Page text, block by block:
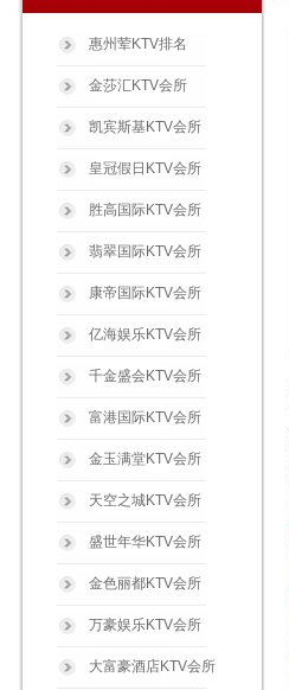
惠州荤KTV排名
金莎汇KTV会所
凯宾斯基KTV会所
皇冠假日KTV会所
胜高国际KTV会所
翡翠国际KTV会所
康帝国际KTV会所
亿海娱乐KTV会所
千金盛会KTV会所
富港国际KTV会所
金玉满堂KTV会所
天空之城KTV会所
盛世年华KTV会所
金色丽都KTV会所
万豪娱乐KTV会所
大富豪酒店KTV会所